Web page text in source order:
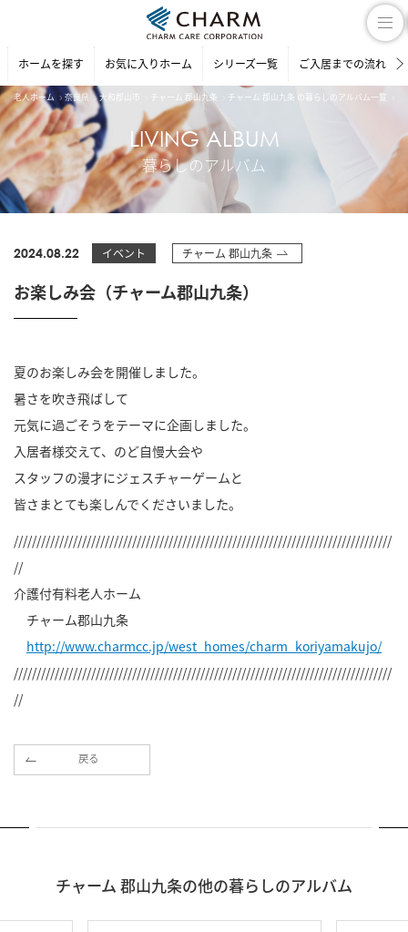
ホームを探す お気に入りホーム シリーズ一覧 ご入居までの流れ
老人ホーム 奈良県 大和郡山市 チャーム 郡山九条 チャーム 郡山九条 の暮らしのアルバム一覧
LIVING ALBUM
暮らしのアルバム
2024.08.22 イベント チャーム 郡山九条
お楽しみ会（チャーム郡山九条）
夏のお楽しみ会を開催しました。
暑さを吹き飛ばして
元気に過ごそうをテーマに企画しました。
入居者様交えて、のど自慢大会や
スタッフの漫才にジェスチャーゲームと
皆さまとても楽しんでくださいました。
///////////////////////////////////////////////////////////////////////////////////
//
介護付有料老人ホーム
チャーム郡山九条
http://www.charmcc.jp/west_homes/charm_koriyamakujo/
///////////////////////////////////////////////////////////////////////////////////
//
戻る
チャーム 郡山九条の他の暮らしのアルバム